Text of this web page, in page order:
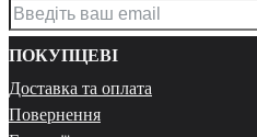
ПОКУПЦЕВІ
Доставка та оплата
Повернення